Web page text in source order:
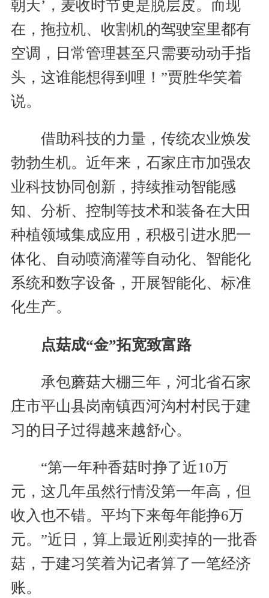
朝天’，麦收时节更是脱层皮。而现
在，拖拉机、收割机的驾驶室里都有
空调，日常管理甚至只需要动动手指
头，这谁能想得到哩！”贾胜华笑着
说。
借助科技的力量，传统农业焕发
勃勃生机。近年来，石家庄市加强农
业科技协同创新，持续推动智能感
知、分析、控制等技术和装备在大田
种植领域集成应用，积极引进水肥一
体化、自动喷滴灌等自动化、智能化
系统和数字设备，开展智能化、标准
化生产。
点菇成“金”拓宽致富路
承包蘑菇大棚三年，河北省石家
庄市平山县岗南镇西河沟村村民于建
习的日子过得越来越舒心。
“第一年种香菇时挣了近10万
元，这几年虽然行情没第一年高，但
收入也不错。平均下来每年能挣6万
元。”近日，算上最近刚卖掉的一批香
菇，于建习笑着为记者算了一笔经济
账。